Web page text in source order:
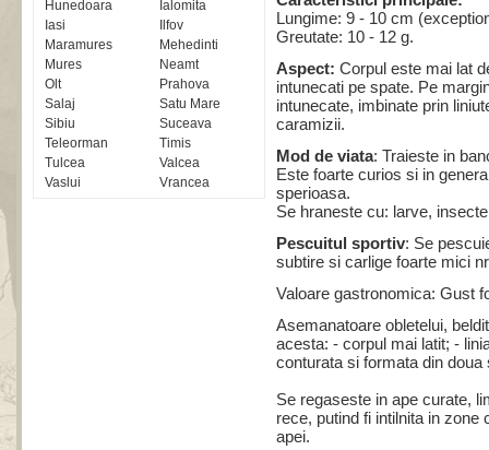
Hunedoara
Ialomita
Iasi
Ilfov
Maramures
Mehedinti
Mures
Neamt
Olt
Prahova
Salaj
Satu Mare
Sibiu
Suceava
Teleorman
Timis
Tulcea
Valcea
Vaslui
Vrancea
Lungime: 9 - 10 cm
Greutate: 10 - 12 g.
Aspect: Corpul este mai lat
intunecati pe spate. Pe
intunecate, imbinate prin
caramizii.
Mod de viata: Traieste in
Este foarte curios si in
sperioasa.
Se hraneste cu: larve,
Pescuitul sportiv: Se
subtire si carlige foarte mici
Valoare gastronomica: Gust
Asemanatoare obletelui,
acesta: - corpul mai latit; -
conturata si formata din
Se regaseste in ape curate,
rece, putind fi intilnita in
apei.